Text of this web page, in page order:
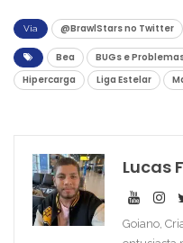
Via @BrawlStars no Twitter
Bea BUGs e
Hipercarga
Liga Estelar
Lucas
Goiano,